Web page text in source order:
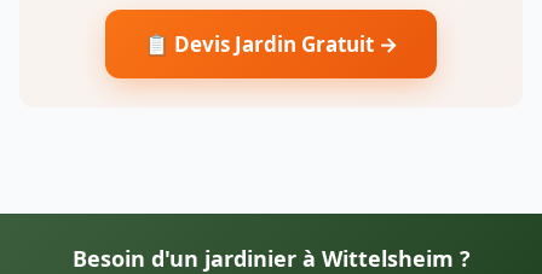
📋 Devis Jardin Gratuit →
Besoin d'un jardinier à Wittelsheim ?